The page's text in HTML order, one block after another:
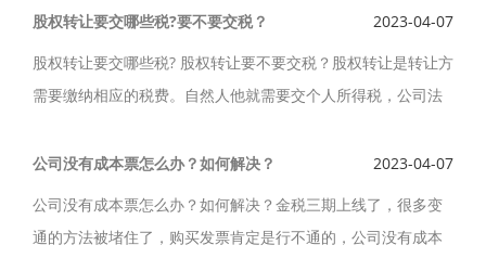
股权转让要交哪些税?要不要交税？
2023-04-07
股权转让要交哪些税? 股权转让要不要交税？股权转让是转让方
需要缴纳相应的税费。自然人他就需要交个人所得税，公司法
公司没有成本票怎么办？如何解决？
2023-04-07
公司没有成本票怎么办？如何解决？金税三期上线了，很多变
通的方法被堵住了，购买发票肯定是行不通的，公司没有成本